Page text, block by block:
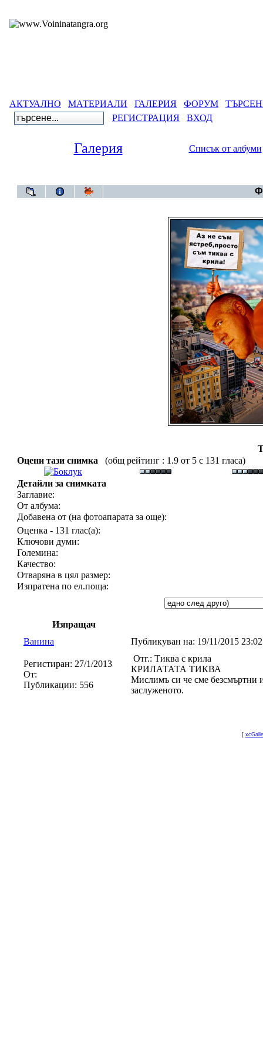
АКТУАЛНО МАТЕРИАЛИ ГАЛЕРИЯ ФОРУМ
РЕГИСТРАЦИЯ
ВХОД
Галерия Списък от албуми
Оцени тази снимка
(общ рейтинг : 1.9 от 5 с 131 гласа)
Детайли за снимката
Заглавие:
От албума:
Добавена от (на фотоапарата за още):
Оценка - 131 глас(а):
Ключови думи:
Големина:
Качество:
Отваряна в цял размер:
Изпратена по ел.поща:
Изпращач
Ванина
Публикуван на: 19/11/2015
Регистиран: 27/1/2013
От:
Публикации: 556
Отг.: Тиква с крила
КРИЛАТАТА ТИКВА
Мислимъ си че сме безсмъртни
заслуженото.
[